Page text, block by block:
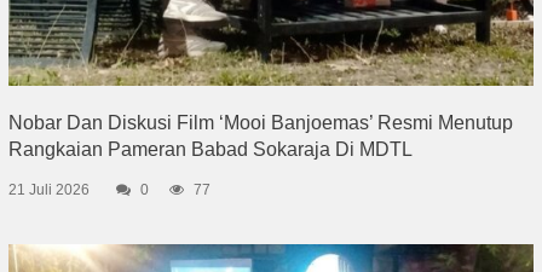
Nobar Dan Diskusi Film ‘Mooi Banjoemas’ Resmi Menutup
Rangkaian Pameran Babad Sokaraja Di MDTL
21 Juli 2026 0 77